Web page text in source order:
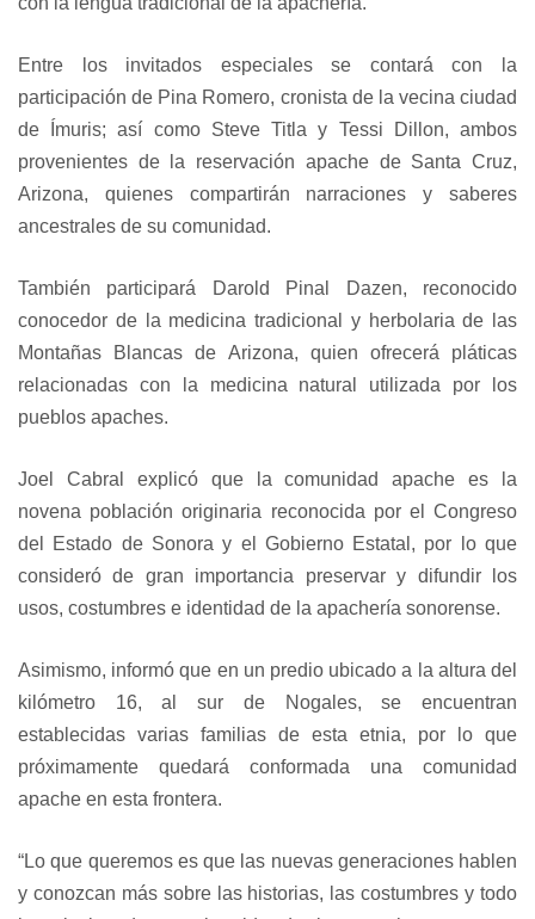
Entre los invitados especiales se contará con la
participación de Pina Romero, cronista de la vecina ciudad
de Ímuris; así como Steve Titla y Tessi Dillon, ambos
provenientes de la reservación apache de Santa Cruz,
Arizona, quienes compartirán narraciones y saberes
ancestrales de su comunidad.
También participará Darold Pinal Dazen, reconocido
conocedor de la medicina tradicional y herbolaria de las
Montañas Blancas de Arizona, quien ofrecerá pláticas
relacionadas con la medicina natural utilizada por los
pueblos apaches.
Joel Cabral explicó que la comunidad apache es la
novena población originaria reconocida por el Congreso
del Estado de Sonora y el Gobierno Estatal, por lo que
consideró de gran importancia preservar y difundir los
usos, costumbres e identidad de la apachería sonorense.
Asimismo, informó que en un predio ubicado a la altura del
kilómetro 16, al sur de Nogales, se encuentran
establecidas varias familias de esta etnia, por lo que
próximamente quedará conformada una comunidad
apache en esta frontera.
“Lo que queremos es que las nuevas generaciones hablen
y conozcan más sobre las historias, las costumbres y todo